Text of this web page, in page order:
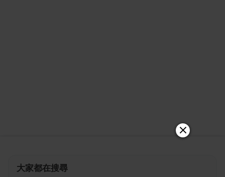
大家都在搜尋